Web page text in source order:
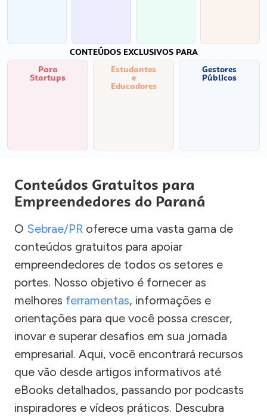
CONTEÚDOS EXCLUSIVOS PARA
Para
Startups
Estudantes
e
Educadores
Gestores
Públicos
Conteúdos Gratuitos para
Empreendedores do Paraná
O Sebrae/PR oferece uma vasta gama de
conteúdos gratuitos para apoiar
empreendedores de todos os setores e
portes. Nosso objetivo é fornecer as
melhores ferramentas, informações e
orientações para que você possa crescer,
inovar e superar desafios em sua jornada
empresarial. Aqui, você encontrará recursos
que vão desde artigos informativos até
eBooks detalhados, passando por podcasts
inspiradores e vídeos práticos. Descubra